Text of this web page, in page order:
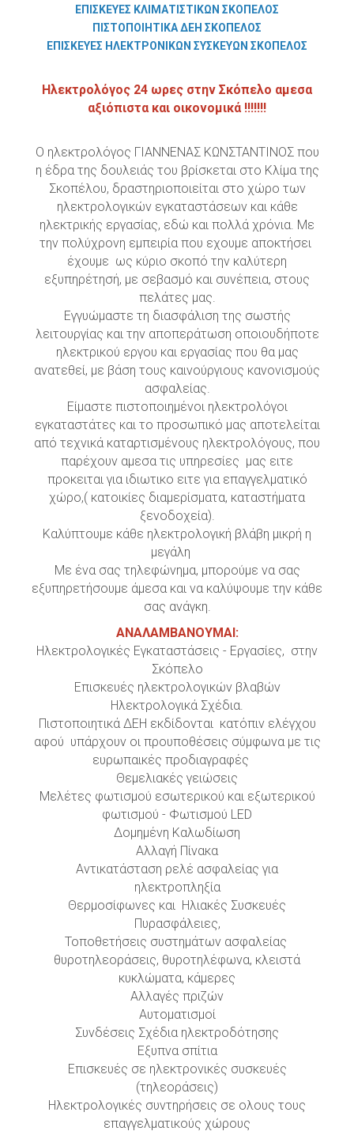
ΕΠΙΣΚΕΥΕΣ ΚΛΙΜΑΤΙΣΤΙΚΩΝ ΣΚΟΠΕΛΟΣ
ΠΙΣΤΟΠΟΙΗΤΙΚΑ ΔΕΗ ΣΚΟΠΕΛΟΣ
ΕΠΙΣΚΕΥΕΣ ΗΛΕΚΤΡΟΝΙΚΩΝ ΣΥΣΚΕΥΩΝ ΣΚΟΠΕΛΟΣ
Ηλεκτρολόγος 24 ωρες στην Σκόπελο αμεσα
αξιόπιστα και οικονομικά !!!!!!!
Ο ηλεκτρολόγος ΓΙΑΝΝΕΝΑΣ ΚΩΝΣΤΑΝΤΙΝΟΣ που
η έδρα της δουλειάς του βρίσκεται στο Κλίμα της
Σκοπέλου, δραστηριοποιείται στο χώρο των
ηλεκτρολογικών εγκαταστάσεων και κάθε
ηλεκτρικής εργασίας, εδώ και πολλά χρόνια. Με
την πολύχρονη εμπειρία που εχουμε αποκτήσει
έχουμε ως κύριο σκοπό την καλύτερη
εξυπηρέτησή, με σεβασμό και συνέπεια, στους
πελάτες μας.
Εγγυώμαστε τη διασφάλιση της σωστής
λειτουργίας και την αποπεράτωση οποιουδήποτε
ηλεκτρικού εργου και εργασίας που θα μας
ανατεθεί, με βάση τους καινούργιους κανονισμούς
ασφαλείας.
Είμαστε πιστοποιημένοι ηλεκτρολόγοι
εγκαταστάτες και το προσωπικό μας αποτελείται
από τεχνικά καταρτισμένους ηλεκτρολόγους, που
παρέχουν αμεσα τις υπηρεσίες μας ειτε
προκειται για ιδιωτικο ειτε για επαγγελματικό
χώρο,( κατοικίες διαμερίσματα, καταστήματα
ξενοδοχεία).
Καλύπτουμε κάθε ηλεκτρολογική βλάβη μικρή η
μεγάλη
Με ένα σας τηλεφώνημα, μπορούμε να σας
εξυπηρετήσουμε άμεσα και να καλύψουμε την κάθε
σας ανάγκη.
ΑΝΑΛΑΜΒΑΝΟΥΜΑΙ:
Ηλεκτρολογικές Εγκαταστάσεις - Εργασίες, στην
Σκόπελο
Επισκευές ηλεκτρολογικών βλαβών
Ηλεκτρολογικά Σχέδια.
Πιστοποιητικά ΔΕΗ εκδίδονται κατόπιν ελέγχου
αφού υπάρχουν οι προυποθέσεις σύμφωνα με τις
ευρωπαικές προδιαγραφές
Θεμελιακές γειώσεις
Μελέτες φωτισμού εσωτερικού και εξωτερικού
φωτισμού - Φωτισμού LED
Δομημένη Καλωδίωση
Αλλαγή Πίνακα
Αντικατάσταση ρελέ ασφαλείας για
ηλεκτροπληξία
Θερμοσίφωνες και Ηλιακές Συσκευές
Πυρασφάλειες,
Τοποθετήσεις συστημάτων ασφαλείας
θυροτηλεοράσεις, θυροτηλέφωνα, κλειστά
κυκλώματα, κάμερες
Αλλαγές πριζών
Αυτοματισμοί
Συνδέσεις Σχέδια ηλεκτροδότησης
Εξυπνα σπίτια
Επισκευές σε ηλεκτρονικές συσκευές
(τηλεοράσεις)
Ηλεκτρολογικές συντηρήσεις σε ολους τους
επαγγελματικούς χώρους